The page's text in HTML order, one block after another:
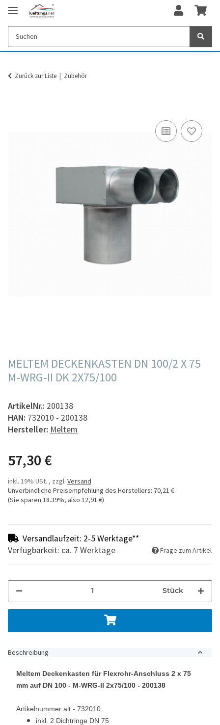
Zurück zur Liste Zubehör
MELTEM DECKENKASTEN DN 100/2 X 75
M-WRG-II DK 2X75/100
ArtikelNr.: 200138
HAN: 732010 - 200138
Hersteller: Meltem
57,30 €
inkl. 19% USt. , zzgl. Versand
Unverbindliche Preisempfehlung des Herstellers: 70,21 €
(Sie sparen 18.39%, also 12,91 €)
Versandlaufzeit: 2-5 Werktage**
Verfügbarkeit: ca. 7 Werktage
Frage zum Artikel
Stück
Beschreibung
Meltem Deckenkasten für Flexrohr-Anschluss 2 x 75
mm auf DN 100 - M-WRG-II 2x75/100 - 200138
Artikelnummer alt - 732010
inkl. 2 Dichtringe DN 75